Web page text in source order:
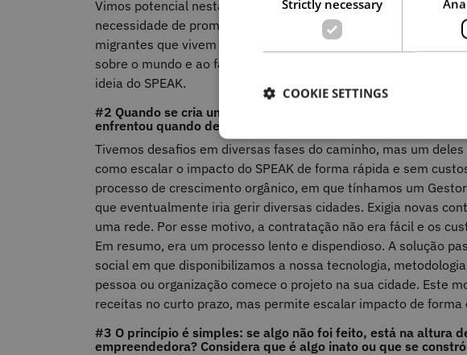
Vimos potencial nesta curiosidade que temos por culturas
necessidade de promover um intercâmbio linguístico que
migrantes que vivem na mesma cidade e combater a exclusão
sobre o mundo e ao facto de gostarmos de viajar, de línguas, e
ideia do SPEAK.
#2 Quando se cria um negócio, também é preciso saber
enfrentou quando decidiu avançar com a sua ideia de negócio?
Tivemos desafios em diversas fases do caminho, mas um
como escalar o impacto do SPEAK de forma rápida e sem
processo de crescimento orgânico, em que tínhamos um
que eventualmente iria gerir diversas cidades. Exigia novas
uma rede. Por esse motivo, a contratação não era fácil e os
Em resumo, era um processo lento e dispendioso. A solução
social em que disponibilizamos a nossa tecnologia,
pessoa ou organização comece o projeto na sua cidade. Este
receitas no curto prazo, mas permite escalar impacto de forma
#3 O princípio é simples: se algo não foi feito, está na altura
empreendedora? Considera que é algo inato ou que se
Strictly necessary
COOKIE SETTINGS